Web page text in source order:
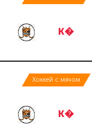
К�
Хоккей с мячом
К�